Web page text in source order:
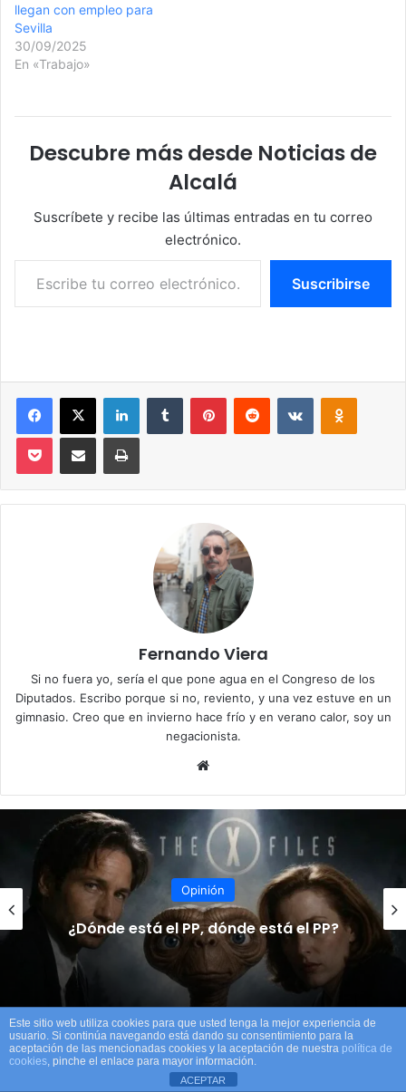
llegan con empleo para
Sevilla
30/09/2025
En «Trabajo»
Descubre más desde Noticias de
Alcalá
Suscríbete y recibe las últimas entradas en tu correo
electrónico.
Escribe tu correo electrónico…
Suscribirse
Fernando Viera
Si no fuera yo, sería el que pone agua en el Congreso de los
Diputados. Escribo porque si no, reviento, y una vez estuve en un
gimnasio. Creo que en invierno hace frío y en verano calor, soy un
negacionista.
we
b
Opinión
¿Dónde está el PP, dónde está el PP?
N
A
V
Este sitio web utiliza cookies para que usted tenga la mejor experiencia de
usuario. Si continúa navegando está dando su consentimiento para la
aceptación de las mencionadas cookies y la aceptación de nuestra política de
cookies, pinche el enlace para mayor información.
ACEPTAR